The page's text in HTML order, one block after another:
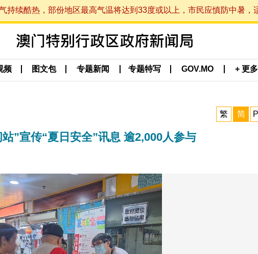
持续酷热，部份地区最高气温将达到33度或以上，市民应慎防中暑
频 图文包 专题新闻 专题特写 GOV.MO + 更多
繁 简
”宣传“夏日安全”讯息 逾2,000人参与